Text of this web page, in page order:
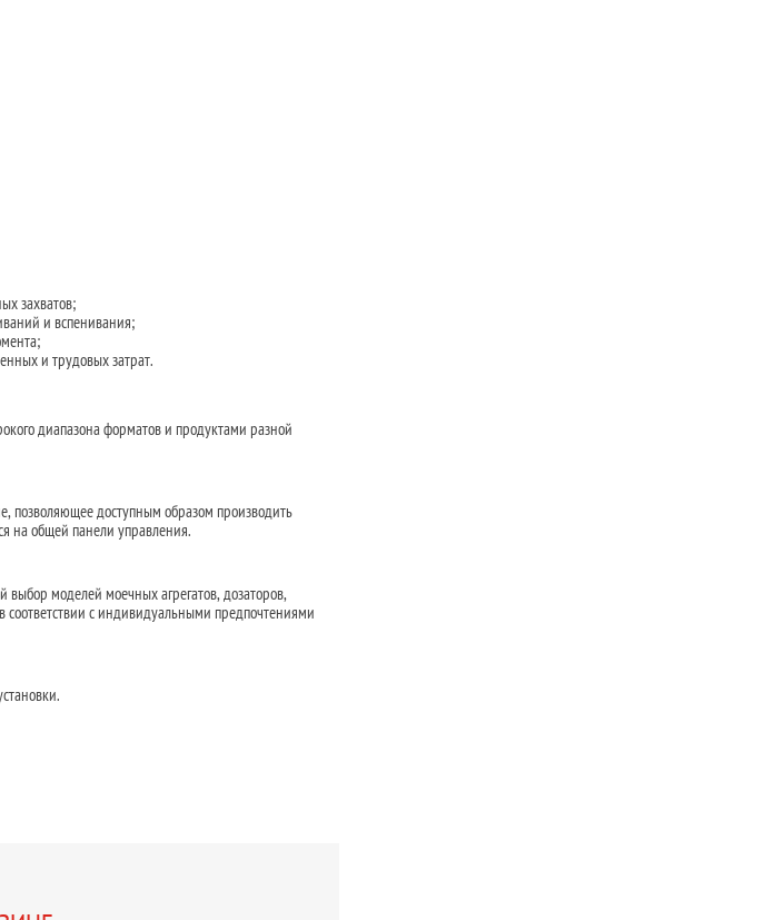
захватов;
и вспенивания;
и трудовых затрат.
диапазона форматов и продуктами разной
позволяющее доступным образом производить
на общей панели управления.
моделей моечных агрегатов, дозаторов,
соответствии с индивидуальными предпочтениями